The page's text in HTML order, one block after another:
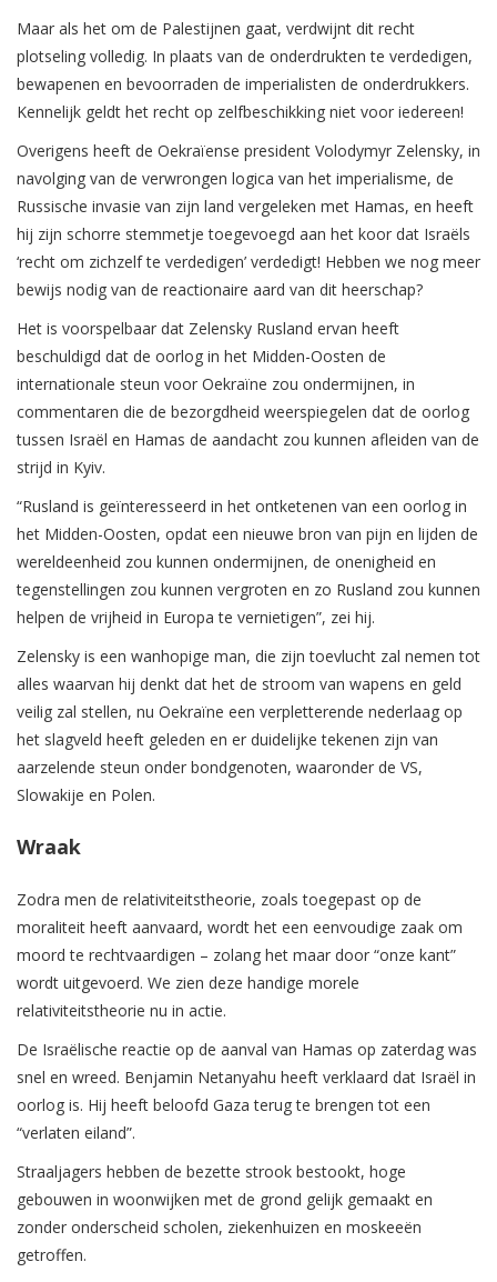
Maar als het om de Palestijnen gaat, verdwijnt dit recht
plotseling volledig. In plaats van de onderdrukten te verdedigen,
bewapenen en bevoorraden de imperialisten de onderdrukkers.
Kennelijk geldt het recht op zelfbeschikking niet voor iedereen!
Overigens heeft de Oekraïense president Volodymyr Zelensky, in
navolging van de verwrongen logica van het imperialisme, de
Russische invasie van zijn land vergeleken met Hamas, en heeft
hij zijn schorre stemmetje toegevoegd aan het koor dat Israëls
‘recht om zichzelf te verdedigen’ verdedigt! Hebben we nog meer
bewijs nodig van de reactionaire aard van dit heerschap?
Het is voorspelbaar dat Zelensky Rusland ervan heeft
beschuldigd dat de oorlog in het Midden-Oosten de
internationale steun voor Oekraïne zou ondermijnen, in
commentaren die de bezorgdheid weerspiegelen dat de oorlog
tussen Israël en Hamas de aandacht zou kunnen afleiden van de
strijd in Kyiv.
“Rusland is geïnteresseerd in het ontketenen van een oorlog in
het Midden-Oosten, opdat een nieuwe bron van pijn en lijden de
wereldeenheid zou kunnen ondermijnen, de onenigheid en
tegenstellingen zou kunnen vergroten en zo Rusland zou kunnen
helpen de vrijheid in Europa te vernietigen”, zei hij.
Zelensky is een wanhopige man, die zijn toevlucht zal nemen tot
alles waarvan hij denkt dat het de stroom van wapens en geld
veilig zal stellen, nu Oekraïne een verpletterende nederlaag op
het slagveld heeft geleden en er duidelijke tekenen zijn van
aarzelende steun onder bondgenoten, waaronder de VS,
Slowakije en Polen.
Wraak
Zodra men de relativiteitstheorie, zoals toegepast op de
moraliteit heeft aanvaard, wordt het een eenvoudige zaak om
moord te rechtvaardigen – zolang het maar door “onze kant”
wordt uitgevoerd. We zien deze handige morele
relativiteitstheorie nu in actie.
De Israëlische reactie op de aanval van Hamas op zaterdag was
snel en wreed. Benjamin Netanyahu heeft verklaard dat Israël in
oorlog is. Hij heeft beloofd Gaza terug te brengen tot een
“verlaten eiland”.
Straaljagers hebben de bezette strook bestookt, hoge
gebouwen in woonwijken met de grond gelijk gemaakt en
zonder onderscheid scholen, ziekenhuizen en moskeeën
getroffen.